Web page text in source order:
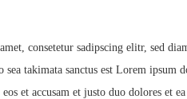
consetetur sadipscing elitr, sed
sea takimata sanctus est Lorem
et accusam et justo duo dolores et